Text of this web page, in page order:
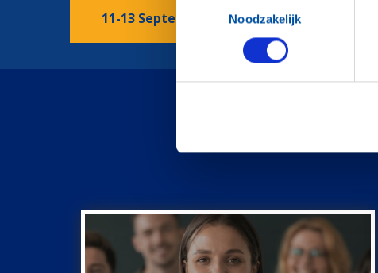
Noodzakelijk
11-13 September 2026 | Klik hier voor